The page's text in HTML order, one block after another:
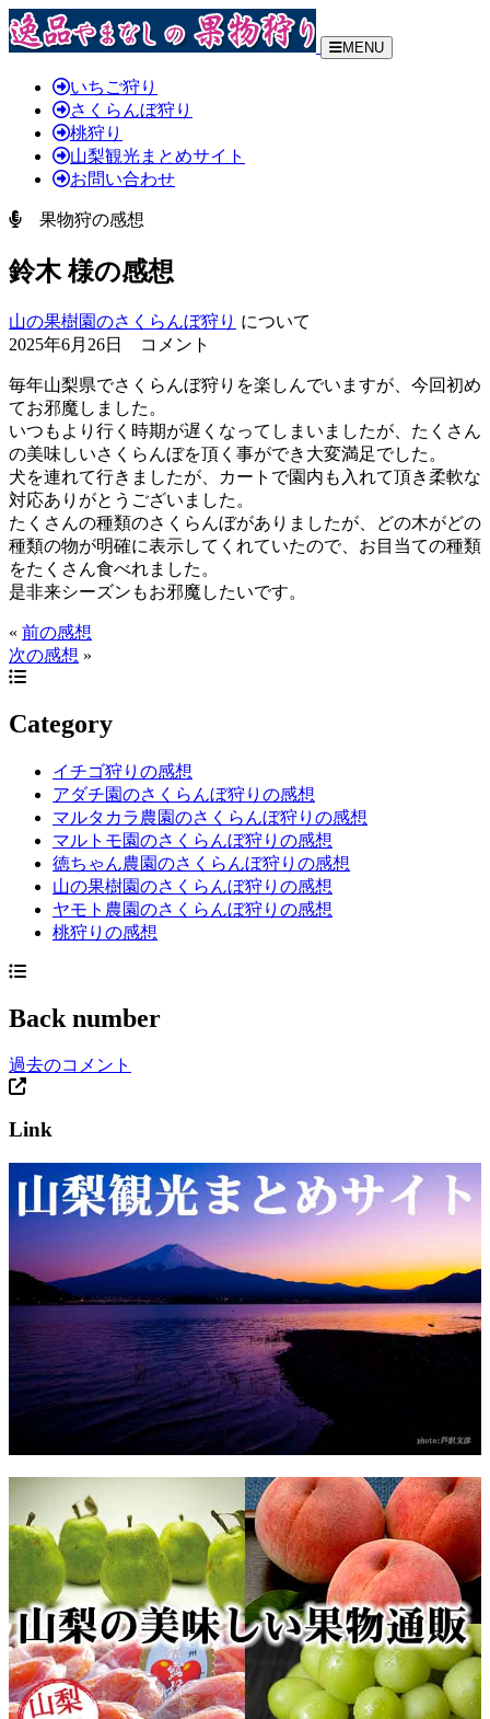
MENU
いちご狩り
さくらんぼ狩り
桃狩り
山梨観光まとめサイト
お問い合わせ
果物狩の感想
鈴木 様の感想
山の果樹園のさくらんぼ狩り について
2025年6月26日 コメント
毎年山梨県でさくらんぼ狩りを楽しんでいますが、今回初め
てお邪魔しました。
いつもより行く時期が遅くなってしまいましたが、 たくさん
の美味しいさくらんぼを頂く事ができ大変満足でした。
犬を連れて行きましたが、カートで園内も入れて頂き柔軟な
対応ありがとうございました。
たくさんの種類のさくらんぼがありましたが、どの木がどの
種類の物が明確に表示してくれていたので、お目当ての種類
をたくさん食べれました。
是非来シーズンもお邪魔したいです。
« 前の感想
次の感想 »
Category
イチゴ狩りの感想
アダチ園のさくらんぼ狩りの感想
マルタカラ農園のさくらんぼ狩りの感想
マルトモ園のさくらんぼ狩りの感想
徳ちゃん農園のさくらんぼ狩りの感想
山の果樹園のさくらんぼ狩りの感想
ヤモト農園のさくらんぼ狩りの感想
桃狩りの感想
Back number
過去のコメント
Link